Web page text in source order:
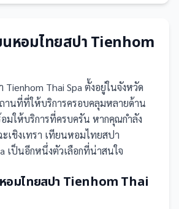
นหอมไทยสปา Tienhom
Thai Spa ตั้งอยู่ในจังหวัด
านที่ที่ให้บริการครอบคลุมหลายด้าน
มให้บริการที่ครบครัน หากคุณกำลัง
เชิงเทรา เทียนหอมไทยสปา
เป็นอีกหนึ่งตัวเลือกที่น่าสนใจ
อมไทยสปา Tienhom Thai